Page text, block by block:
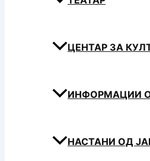
ЦЕНТАР ЗА
ИНФОРМАЦИИ
НАСТАНИ ОД